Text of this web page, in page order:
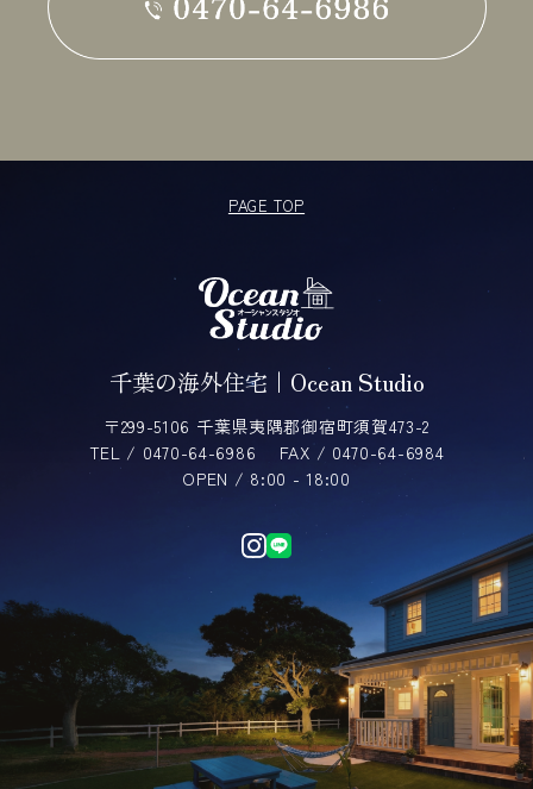
PAGE TOP
千葉の海外住宅｜Ocean Studio
〒299-5106 千葉県夷隅郡御宿町須賀473-2
TEL / 0470-64-6986
FAX / 0470-64-6984
OPEN / 8:00 - 18:00